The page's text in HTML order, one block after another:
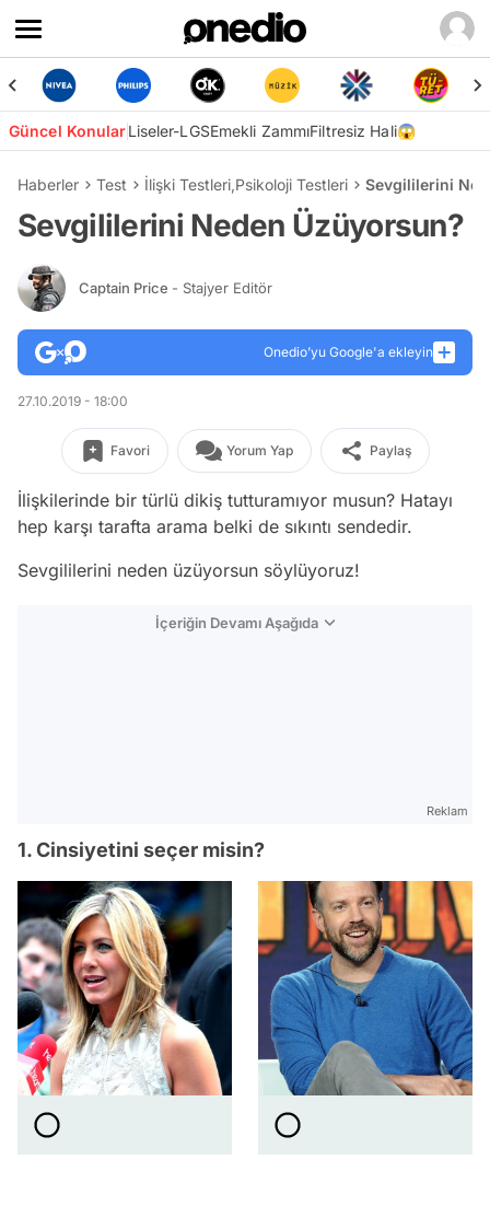
Güncel KonularLiseler-LGSEmekli ZammıFiltresiz Hali😱
Haberler Test İlişki Testleri,Psikoloji Testleri Sevgililerini
Sevgililerini Neden Üzüyorsun?
Captain Price - Stajyer Editör
Onedio’yu Google'a ekleyin
27.10.2019 - 18:00
Favori Yorum Yap Paylaş
İlişkilerinde bir türlü dikiş tutturamıyor musun? Hatayı
hep karşı tarafta arama belki de sıkıntı sendedir.
Sevgililerini neden üzüyorsun söylüyoruz!
İçeriğin Devamı Aşağıda
Reklam
1. Cinsiyetini seçer misin?